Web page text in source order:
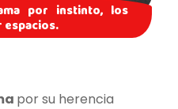
por instinto, los
espacios.
por su herencia